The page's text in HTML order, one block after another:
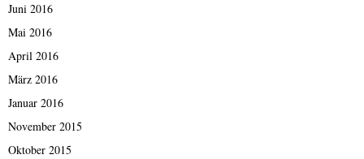
Juni 2016
Mai 2016
April 2016
März 2016
Januar 2016
November 2015
Oktober 2015